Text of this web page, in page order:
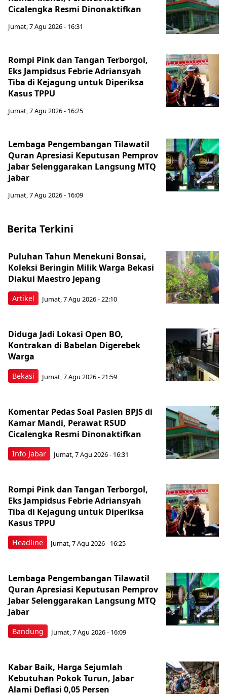
Cicalengka Resmi Dinonaktifkan
Jumat, 7 Agu 2026 - 16:31
Rompi Pink dan Tangan Terborgol,
Eks Jampidsus Febrie Adriansyah
Tiba di Kejagung untuk Diperiksa
Kasus TPPU
Jumat, 7 Agu 2026 - 16:25
Lembaga Pengembangan Tilawatil
Quran Apresiasi Keputusan Pemprov
Jabar Selenggarakan Langsung MTQ
Jabar
Jumat, 7 Agu 2026 - 16:09
Berita Terkini
Artikel
Puluhan Tahun Menekuni Bonsai,
Koleksi Beringin Milik Warga Bekasi
Diakui Maestro Jepang
Jumat, 7 Agu 2026 - 22:10
Bekasi
Diduga Jadi Lokasi Open BO,
Kontrakan di Babelan Digerebek
Warga
Jumat, 7 Agu 2026 - 21:59
Info Jabar
Komentar Pedas Soal Pasien BPJS di
Kamar Mandi, Perawat RSUD
Cicalengka Resmi Dinonaktifkan
Jumat, 7 Agu 2026 - 16:31
Headline
Rompi Pink dan Tangan Terborgol,
Eks Jampidsus Febrie Adriansyah
Tiba di Kejagung untuk Diperiksa
Kasus TPPU
Jumat, 7 Agu 2026 - 16:25
Bandung
Lembaga Pengembangan Tilawatil
Quran Apresiasi Keputusan Pemprov
Jabar Selenggarakan Langsung MTQ
Jabar
Jumat, 7 Agu 2026 - 16:09
Kabar Baik, Harga Sejumlah
Kebutuhan Pokok Turun, Jabar
Alami Deflasi 0,05 Persen